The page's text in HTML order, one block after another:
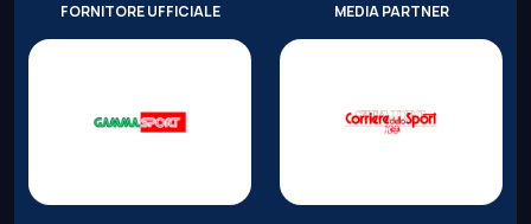
FORNITORE UFFICIALE MEDIA PARTNER